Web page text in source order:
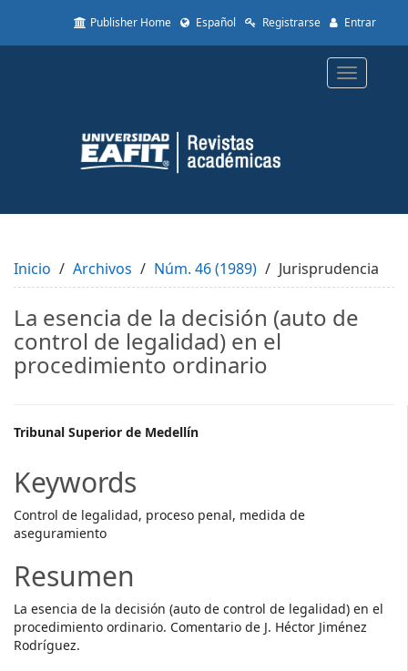
to
Content
Sidebar
Publisher Home Español Registrarse Entrar
Toggle
Inicio Archivos Núm. 46 (1989) Jurisprudencia
La esencia de la decisión (auto de
control de legalidad) en el
procedimiento ordinario
Main
Article
Content
Tribunal Superior de Medellín
Keywords
Control de legalidad, proceso penal, medida de
aseguramiento
Resumen
La esencia de la decisión (auto de control de legalidad) en el
procedimiento ordinario. Comentario de J. Héctor Jiménez
Rodríguez.